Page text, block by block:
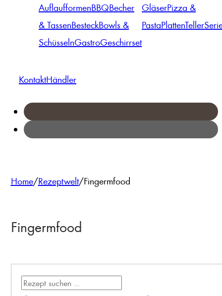
AuflaufformenBBQBecher
& TassenBesteckBowls &
SchüsselnGastroGeschirrset
GläserPizza &
PastaPlattenTeller
KontaktHändler
Home/Rezeptwelt/Fingermfood
Fingermfood